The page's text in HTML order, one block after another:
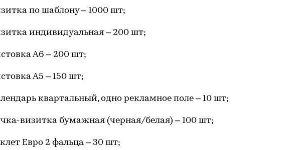
по шаблону – 1000 шт;
индивидуальная – 200 шт;
А6 – 200 шт;
А5 – 150 шт;
квартальный, одно рекламное поле – 10 шт;
визитка бумажная (черная/белая) – 100 шт;
Евро 2 фальца – 30 шт;